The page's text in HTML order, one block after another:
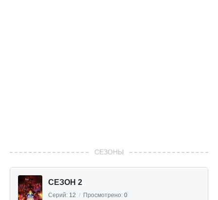
СЕЗОНЫ
СЕЗОН 2
Серий: 12 / Просмотрено: 0